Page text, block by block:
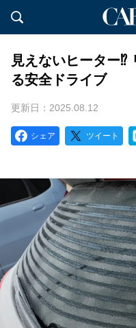
見えないヒーター⁉
る安全ドライブ
更新日：2025.08.12
シェア ツイート